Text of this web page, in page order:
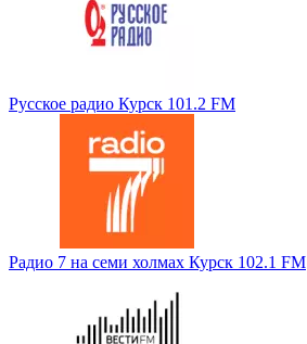
Русское радио Курск 101.2 FM
Радио 7 на семи холмах Курск 102.1 FM